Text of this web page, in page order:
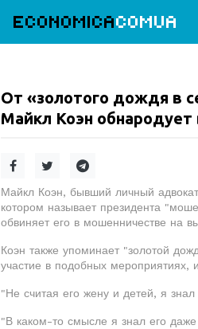
ECONOMICACOMUA
От «золотого дождя в
Майкл Коэн обнародует
Майкл Коэн, бывший личный
котором называет президента
обвиняет его в мошенничестве на
Коэн также упоминает "золотой
участие в подобных мероприятиях,
"Не считая его жену и детей, я
"В каком-то смысле я знал его